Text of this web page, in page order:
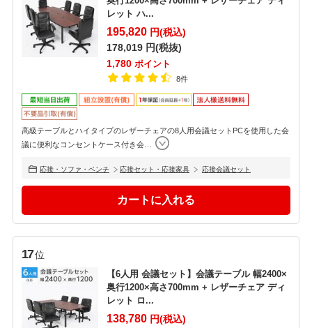
レット ハ...
195,820円(税込)
178,019円(税抜)
1,780 ポイント
8件
高級テーブルとハイタイプのレザーチェアの8人用会議セットPCを使用した会
議に便利なコンセントケース付き会…
応接・ソファ・ベンチ 応接セット・応接家具 応接会議セット
17位
【6人用 会議セット】会議テーブル 幅2400×
奥行1200×高さ700mm + レザーチェア ディ
レット ロ...
138,780円(税込)